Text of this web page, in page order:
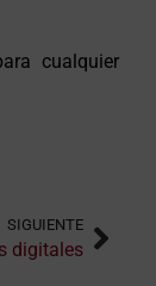
cualquier
SIGUIENTE
digitales